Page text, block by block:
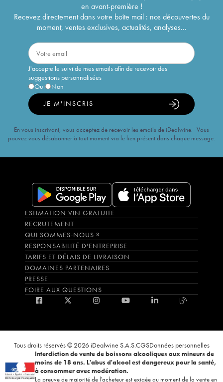
en avant-première !
Recevez directement dans votre boîte mail : nos découvertes du
moment, ventes exclusives, actualités, analyses...
J'accepte le suivi de mes emails afin de recevoir des
suggestions personnalisées
Oui
Non
JE M'INSCRIS
En vous inscrivant, vous acceptez de recevoir les emails de iDealwine. Vous
pouvez vous désabonner à tout moment via le lien présent dans chaque message.
ESTIMATION VIN GRATUITE
RECRUTEMENT
QUI SOMMES-NOUS ?
RESPONSABILITÉ D'ENTREPRISE
TARIFS ET DÉLAIS DE LIVRAISON
DOMAINES PARTENAIRES
PRESSE
FOIRE AUX QUESTIONS
Tous droits réservés © 2026 iDealwine S.A.S.CGSDonnées personnelles
Interdiction de vente de boissons alcooliques aux mineurs de
moins de 18 ans. L'abus d'alcool est dangereux pour la santé,
à consommer avec modération.
La preuve de majorité de l'acheteur est exigée au moment de la vente en